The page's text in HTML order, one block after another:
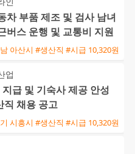
차 부품 제조 및 검사 남녀
버스 운행 및 교통비 지원
아산시 #생산직 #시급 10,320원
업
급 및 기숙사 제공 안성
직 채용 공고
시흥시 #생산직 #시급 10,320원